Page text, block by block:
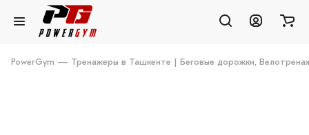
PowerGym — Тренажеры в Ташкенте | Беговые дорожки,